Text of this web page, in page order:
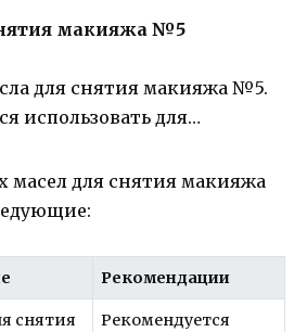
макияжа №5
для снятия макияжа №5.
использовать для…
масел для снятия макияжа
Рекомендации
снятия
Рекомендуется